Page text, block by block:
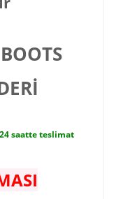
BOOTS
saatte teslimat